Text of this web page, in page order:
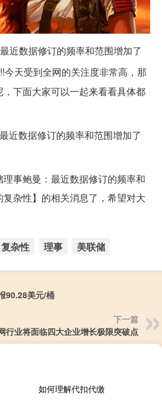
近数据修订的频率和范围增加了
今天受到全网的关注度非常高，那
下面大家可以一起来看看具体都
近数据修订的频率和范围增加了
事鲍曼：最近数据修订的频率和
杂性】的相关消息了，希望对大
复杂性 理事 美联储
90.28美元/桶
下一篇
行业将面临四大企业增长极限突破点
如何理解代扣代缴